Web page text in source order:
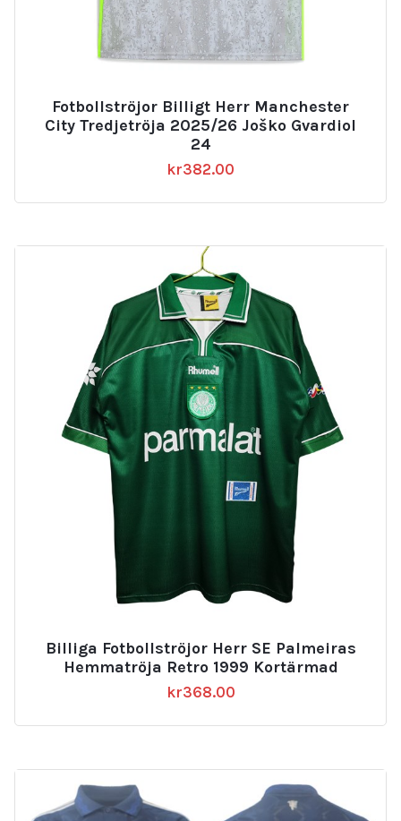
Fotbollströjor Billigt Herr Manchester
City Tredjetröja 2025/26 Joško Gvardiol
24
kr382.00
Billiga Fotbollströjor Herr SE Palmeiras
Hemmatröja Retro 1999 Kortärmad
kr368.00